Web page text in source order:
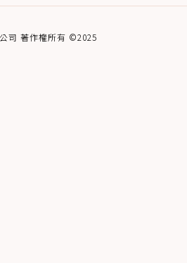
司 著作權所有 ©2025